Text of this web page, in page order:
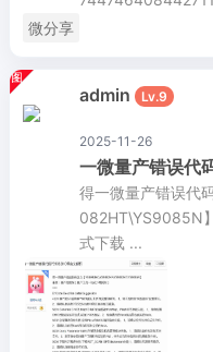
微分享
admin Lv.9
2025-11-26
一微量产错误代
得一微量产错误代
082HT\YS9085N
式下载 ...